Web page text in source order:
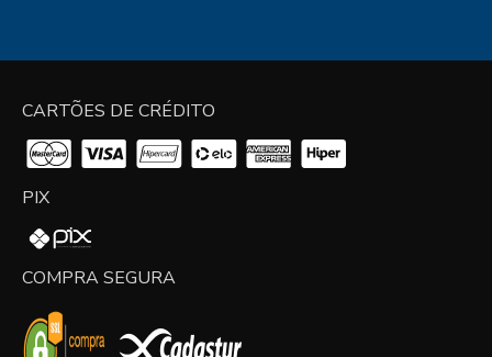
CARTÕES DE CRÉDITO
PIX
COMPRA SEGURA